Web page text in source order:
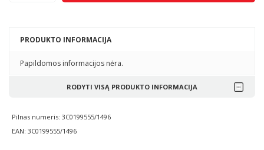
PRODUKTO INFORMACIJA
Papildomos informacijos nėra.
RODYTI VISĄ PRODUKTO INFORMACIJA
Pilnas numeris: 3C0199555/1496
EAN: 3C0199555/1496